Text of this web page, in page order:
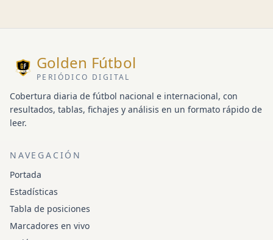
Golden Fútbol
PERIÓDICO DIGITAL
Cobertura diaria de fútbol nacional e internacional, con
resultados, tablas, fichajes y análisis en un formato rápido de
leer.
NAVEGACIÓN
Portada
Estadísticas
Tabla de posiciones
Marcadores en vivo